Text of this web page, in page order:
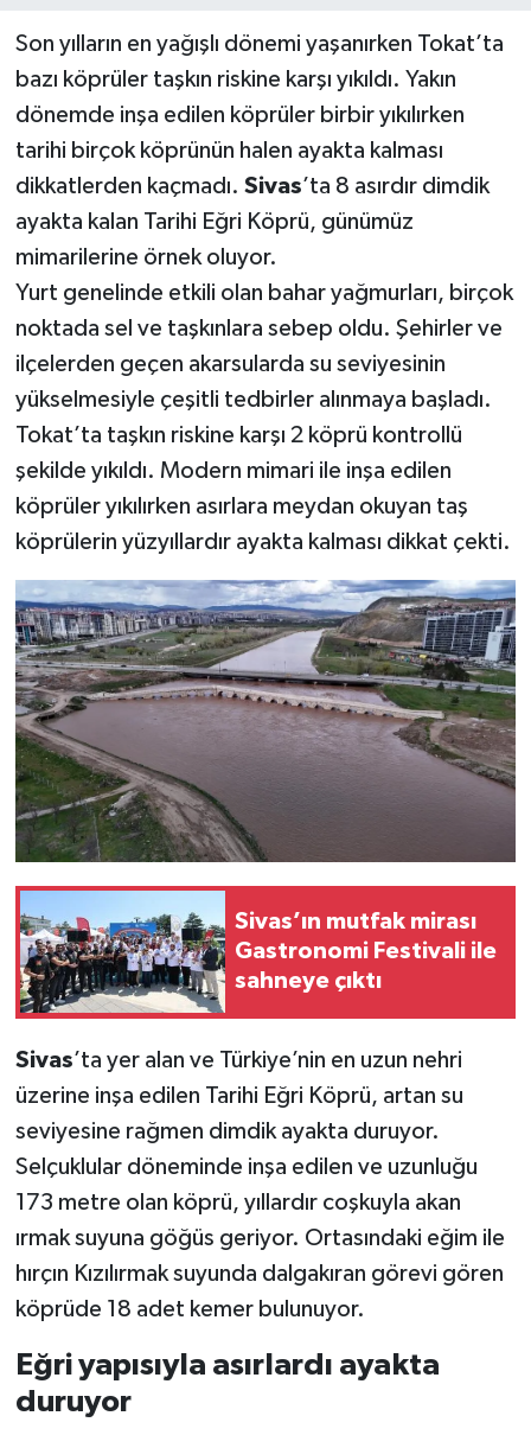
Son yılların en yağışlı dönemi yaşanırken Tokat’ta
bazı köprüler taşkın riskine karşı yıkıldı. Yakın
dönemde inşa edilen köprüler birbir yıkılırken
tarihi birçok köprünün halen ayakta kalması
dikkatlerden kaçmadı. Sivas’ta 8 asırdır dimdik
ayakta kalan Tarihi Eğri Köprü, günümüz
mimarilerine örnek oluyor.
Yurt genelinde etkili olan bahar yağmurları, birçok
noktada sel ve taşkınlara sebep oldu. Şehirler ve
ilçelerden geçen akarsularda su seviyesinin
yükselmesiyle çeşitli tedbirler alınmaya başladı.
Tokat’ta taşkın riskine karşı 2 köprü kontrollü
şekilde yıkıldı. Modern mimari ile inşa edilen
köprüler yıkılırken asırlara meydan okuyan taş
köprülerin yüzyıllardır ayakta kalması dikkat çekti.
Sivas’ın mutfak mirası
Gastronomi Festivali ile
sahneye çıktı
Sivas’ta yer alan ve Türkiye’nin en uzun nehri
üzerine inşa edilen Tarihi Eğri Köprü, artan su
seviyesine rağmen dimdik ayakta duruyor.
Selçuklular döneminde inşa edilen ve uzunluğu
173 metre olan köprü, yıllardır coşkuyla akan
ırmak suyuna göğüs geriyor. Ortasındaki eğim ile
hırçın Kızılırmak suyunda dalgakıran görevi gören
köprüde 18 adet kemer bulunuyor.
Eğri yapısıyla asırlardı ayakta
duruyor
TEKNOLOJİ
YAŞAM